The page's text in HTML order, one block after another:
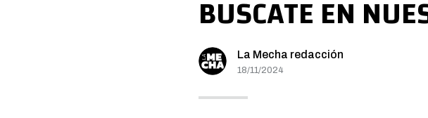
BUSCATE EN
La Mecha redacción
18/11/2024